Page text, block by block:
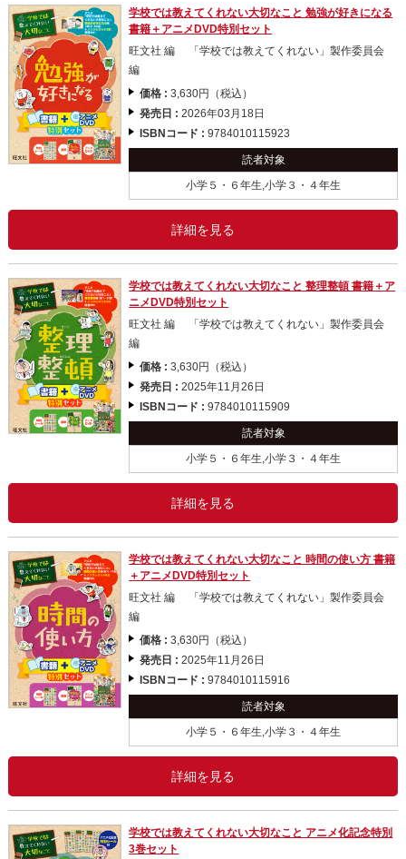
学校では教えてくれない大切なこと 勉強が好きになる
書籍＋アニメDVD特別セット
旺文社 編 「学校では教えてくれない」製作委員会
編
価格 :3,630円（税込）
発売日 :2026年03月18日
ISBNコード :9784010115923
読者対象
小学５・６年生,小学３・４年生
詳細を見る
学校では教えてくれない大切なこと 整理整頓 書籍＋ア
ニメDVD特別セット
旺文社 編 「学校では教えてくれない」製作委員会
編
価格 :3,630円（税込）
発売日 :2025年11月26日
ISBNコード :9784010115909
読者対象
小学５・６年生,小学３・４年生
詳細を見る
学校では教えてくれない大切なこと 時間の使い方 書籍
＋アニメDVD特別セット
旺文社 編 「学校では教えてくれない」製作委員会
編
価格 :3,630円（税込）
発売日 :2025年11月26日
ISBNコード :9784010115916
読者対象
小学５・６年生,小学３・４年生
詳細を見る
学校では教えてくれない大切なこと アニメ化記念特別
3巻セット